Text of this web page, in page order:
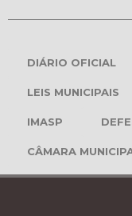
DIÁRIO OFICIAL
LEIS MUNICIPAIS
IMASP
CÂMARA